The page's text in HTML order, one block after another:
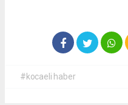
#kocaeli haber